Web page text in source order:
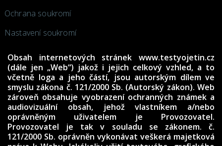
Ochrana soukromí
Nastavení soukromí
Obsah internetových stránek www.testyojetin.cz
(dále jen „Web“) jakož i jejich celkový vzhled, a to
včetně loga a jeho částí, jsou autorským dílem ve
smyslu zákona č. 121/2000 Sb. (Autorský zákon). Web
zároveň obsahuje vyobrazení ochranných známek a
audiovizuální obsah, jehož vlastníkem a/nebo
oprávněným uživatelem je Provozovatel.
Provozovatel je tak v souladu se zákonem. č.
121/2000 Sb. oprávněn vykonávat veškerá majetková